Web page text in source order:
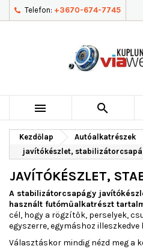
Telefon: +3670-674-7745
 
Kezdőlap Autóalkatrészek
javítókészlet,
JAVÍTÓKÉSZLET,
A stabilizátorcsapágy
használt futóműalkatrészt
cél, hogy a rögzítők, perselyek,
egyszerre, egymáshoz illeszkedve
Választáskor mindig nézd meg a